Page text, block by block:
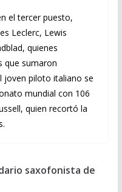
el tercer puesto,
Leclerc, Lewis
quienes
que sumaron
joven piloto italiano se
mundial con 106
quien recortó la
saxofonista de